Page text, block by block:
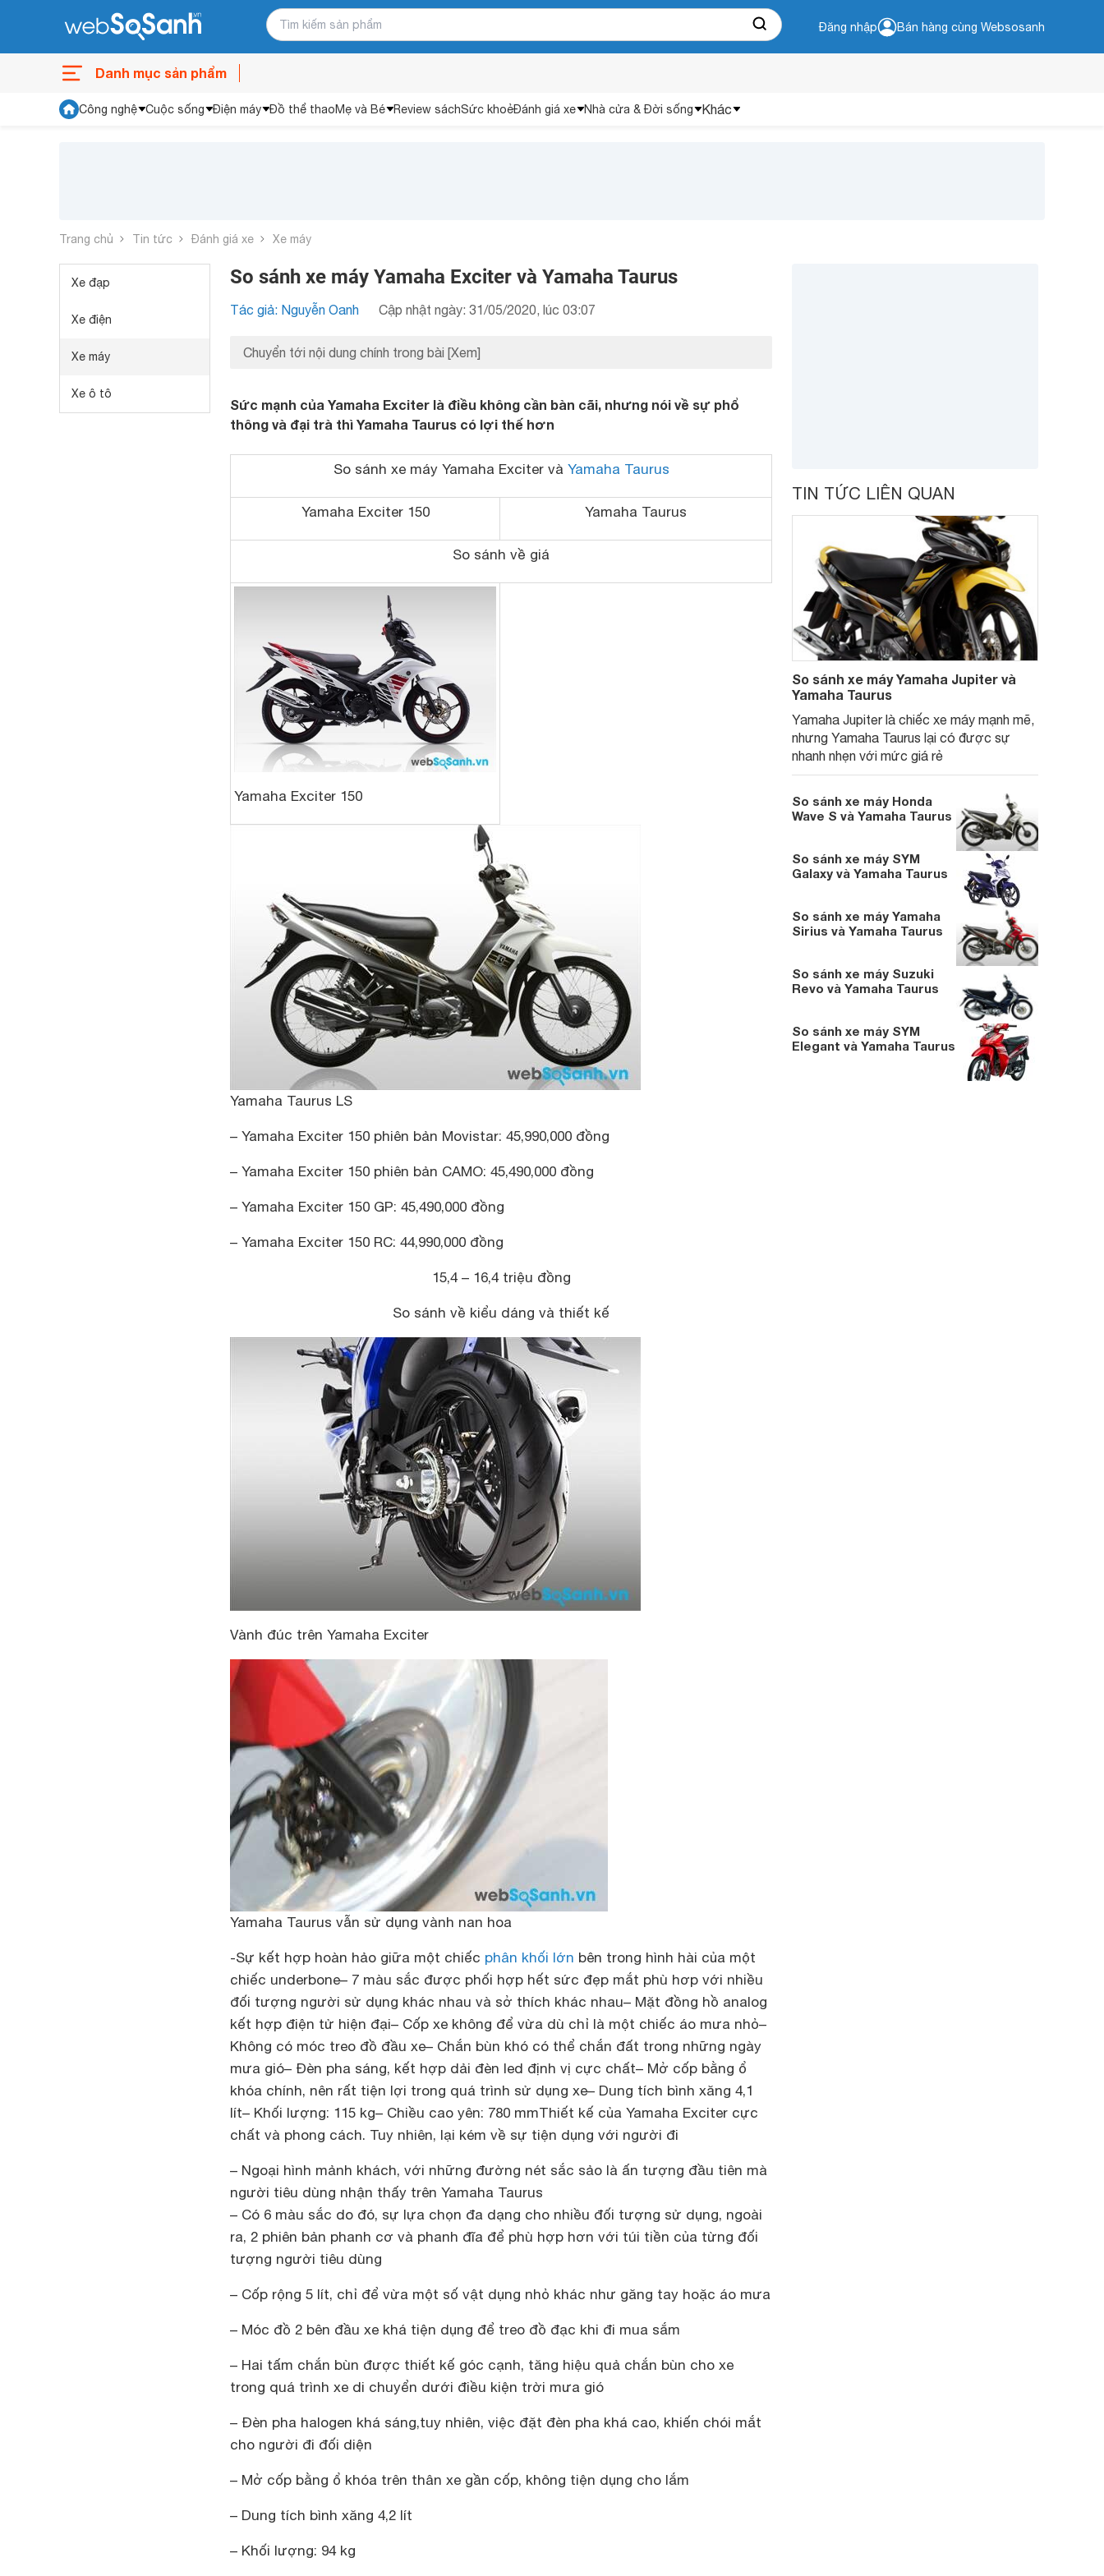
Đăng nhập Bán hàng cùng Websosanh
Danh mục sản phẩm
Công nghệ Cuộc sống Điện máy Đồ thể thaoMẹ và Bé Review sáchSức khoẻĐánh giá xe Nhà cửa & Đời sống Khác
Trang chủ Tin tức Đánh giá xe Xe máy
Xe đạp
Xe điện
Xe máy
Xe ô tô
So sánh xe máy Yamaha Exciter và Yamaha Taurus
Tác giả: Nguyễn Oanh Cập nhật ngày: 31/05/2020, lúc 03:07
Chuyển tới nội dung chính trong bài [Xem]
Sức mạnh của Yamaha Exciter là điều không cần bàn cãi, nhưng nói về sự phổ
thông và đại trà thì Yamaha Taurus có lợi thế hơn
So sánh xe máy Yamaha Excitervà Yamaha Taurus
Yamaha Exciter 150 Yamaha Taurus
So sánh về giá
Yamaha Exciter 150
Yamaha Taurus LS
– Yamaha Exciter 150 phiên bản Movistar: 45,990,000 đồng
– Yamaha Exciter 150 phiên bản CAMO: 45,490,000 đồng
– Yamaha Exciter 150 GP: 45,490,000 đồng
– Yamaha Exciter 150 RC: 44,990,000 đồng
15,4 – 16,4 triệu đồng
So sánh về kiểu dáng và thiết kế
Vành đúc trên Yamaha Exciter
Yamaha Taurus vẫn sử dụng vành nan hoa
-Sự kết hợp hoàn hảo giữa một chiếc phân khối lớn bên trong hình hài của một
chiếc underbone– 7 màu sắc được phối hợp hết sức đẹp mắt phù hơp với nhiều
đối tượng người sử dụng khác nhau và sở thích khác nhau– Mặt đồng hồ analog
kết hợp điện tử hiện đại– Cốp xe không để vừa dù chỉ là một chiếc áo mưa nhỏ–
Không có móc treo đồ đầu xe– Chắn bùn khó có thể chắn đất trong những ngày
mưa gió– Đèn pha sáng, kết hợp dải đèn led định vị cực chất– Mở cốp bằng ổ
khóa chính, nên rất tiện lợi trong quá trình sử dụng xe– Dung tích bình xăng 4,1
lít– Khối lượng: 115 kg– Chiều cao yên: 780 mmThiết kế của Yamaha Exciter cực
chất và phong cách. Tuy nhiên, lại kém về sự tiện dụng với người đi
– Ngoại hình mảnh khách, với những đường nét sắc sảo là ấn tượng đầu tiên mà
người tiêu dùng nhận thấy trên Yamaha Taurus
– Có 6 màu sắc do đó, sự lựa chọn đa dạng cho nhiều đối tượng sử dụng, ngoài
ra, 2 phiên bản phanh cơ và phanh đĩa để phù hợp hơn với túi tiền của từng đối
tượng người tiêu dùng
– Cốp rộng 5 lít, chỉ để vừa một số vật dụng nhỏ khác như găng tay hoặc áo mưa
– Móc đồ 2 bên đầu xe khá tiện dụng để treo đồ đạc khi đi mua sắm
– Hai tấm chắn bùn được thiết kế góc cạnh, tăng hiệu quả chắn bùn cho xe
trong quá trình xe di chuyển dưới điều kiện trời mưa gió
– Đèn pha halogen khá sáng,tuy nhiên, việc đặt đèn pha khá cao, khiến chói mắt
cho người đi đối diện
– Mở cốp bằng ổ khóa trên thân xe gần cốp, không tiện dụng cho lắm
– Dung tích bình xăng 4,2 lít
– Khối lượng: 94 kg
TIN TỨC LIÊN QUAN
So sánh xe máy Yamaha Jupiter và
Yamaha Taurus
Yamaha Jupiter là chiếc xe máy mạnh mẽ,
nhưng Yamaha Taurus lại có được sự
nhanh nhẹn với mức giá rẻ
So sánh xe máy Honda
Wave S và Yamaha Taurus
So sánh xe máy SYM
Galaxy và Yamaha Taurus
So sánh xe máy Yamaha
Sirius và Yamaha Taurus
So sánh xe máy Suzuki
Revo và Yamaha Taurus
So sánh xe máy SYM
Elegant và Yamaha Taurus